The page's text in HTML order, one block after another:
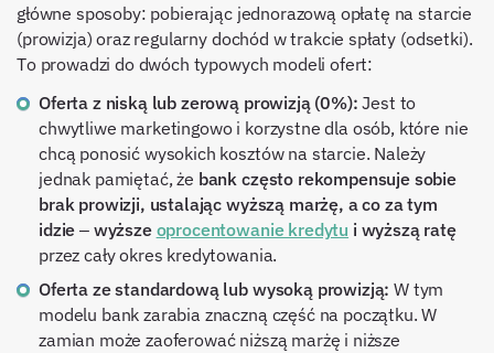
główne sposoby: pobierając jednorazową opłatę na starcie
(prowizja) oraz regularny dochód w trakcie spłaty (odsetki).
To prowadzi do dwóch typowych modeli ofert:
Oferta z niską lub zerową prowizją (0%): Jest to
chwytliwe marketingowo i korzystne dla osób, które nie
chcą ponosić wysokich kosztów na starcie. Należy
jednak pamiętać, że bank często rekompensuje sobie
brak prowizji, ustalając wyższą marżę, a co za tym
idzie – wyższe oprocentowanie kredytu i wyższą ratę
przez cały okres kredytowania.
Oferta ze standardową lub wysoką prowizją: W tym
modelu bank zarabia znaczną część na początku. W
zamian może zaoferować niższą marżę i niższe